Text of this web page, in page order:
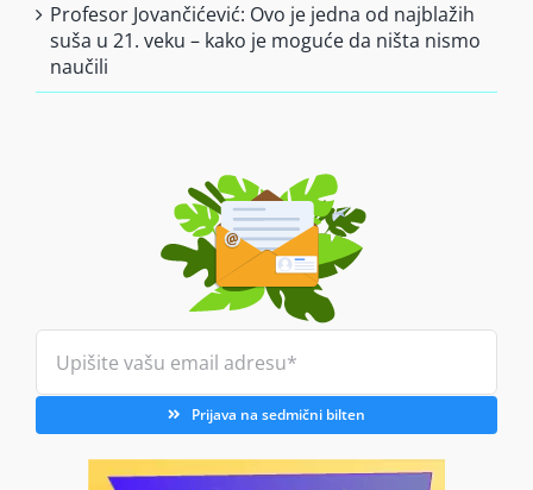
Profesor Jovančićević: Ovo je jedna od najblažih
suša u 21. veku – kako je moguće da ništa nismo
naučili
Prijava na sedmični bilten